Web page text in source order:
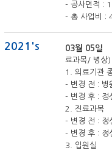
- 공사면적 :
- 총 사업비 :
2021's 03월 05일
료과목/ 병상)
1. 의료기관
- 변경 전 : 병
- 변경 후 : 정
2. 진료과목
- 변경 전 : 정
- 변경 후 : 정
3. 입원실